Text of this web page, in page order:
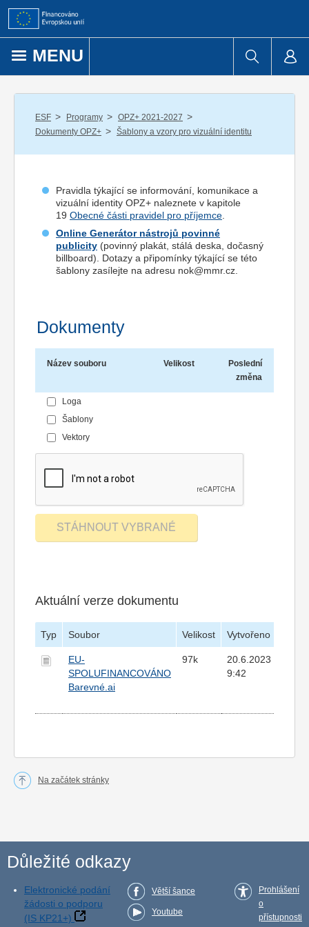
Přejít k obsahu
MENU
ESF / Programy / OPZ+ 2021-2027 /
Dokumenty OPZ+ / Šablony a vzory pro vizuální identitu
Pravidla týkající se informování, komunikace a
vizuální identity OPZ+ naleznete v kapitole
19 Obecné části pravidel pro příjemce
Online Generátor nástrojů povinné
publicity (povinný plakát, stálá deska, dočasný
billboard). Dotazy a připomínky týkající se této
šablony zasílejte na adresu nok@mmr.cz.
Dokumenty
Název souboru Velikost
Poslední
změna
Loga
Šablony
Vektory
Aktuální verze dokumentu
Typ Soubor Velikost Vytvořeno
EU-
SPOLUFINANCOVÁNO
Barevné.ai
97k
20.6.2023
9:42
Na začátek stránky
Důležité odkazy
Elektronické podání
žádosti o podporu
(IS KP21+)
Větší šance
Youtube
Prohlášení
o
přístupnosti